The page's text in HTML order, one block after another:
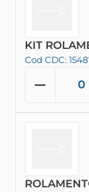
KIT
Cod CDC: